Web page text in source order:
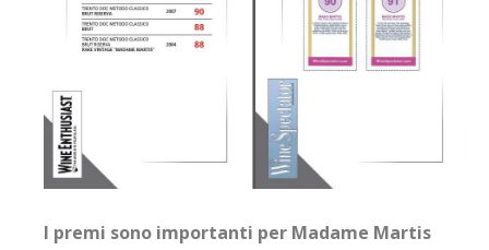
I premi sono importanti per Madame Martis